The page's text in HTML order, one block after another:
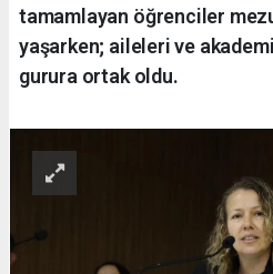
tamamlayan öğrenciler
yaşarken; aileleri ve
gurura ortak oldu.